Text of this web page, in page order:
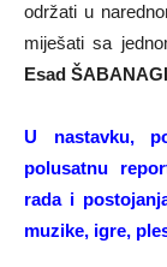
održati u
miješati sa
Esad
U nastavku,
polusatnu
rada i
muzike, igre,